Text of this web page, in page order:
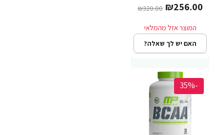
מבית MusclePharm
₪256.00
₪320.00
האם יש לך שאלה?
-35%